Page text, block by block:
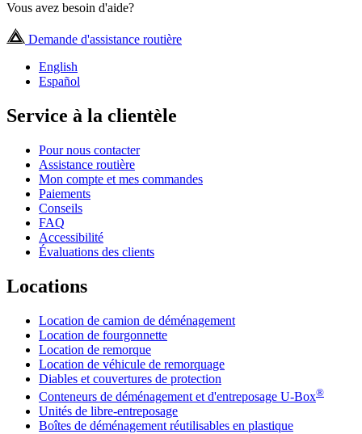
Vous avez besoin d'aide?
Demande d'assistance routière
English
Español
Service à la clientèle
Pour nous contacter
Assistance routière
Mon compte et mes commandes
Paiements
Conseils
FAQ
Accessibilité
Évaluations des clients
Locations
Location de camion de déménagement
Location de fourgonnette
Location de remorque
Location de véhicule de remorquage
Diables et couvertures de protection
Conteneurs de déménagement et d'entreposage U-Box®
Unités de libre-entreposage
Boîtes de déménagement réutilisables en plastique